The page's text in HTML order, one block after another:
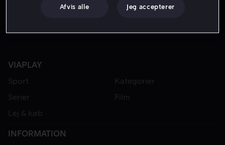
VIAPLAY
Sport
Kategorier
Serier
Film
Lej & køb
INFORMATION
Afvis alle Jeg accepterer